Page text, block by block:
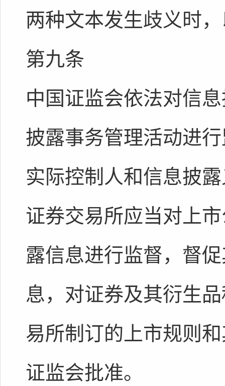
两种文本发生歧义时
第九条
中国证监会依法对信
披露事务管理活动进
实际控制人和信息披
证券交易所应当对上
露信息进行监督，督
息，对证券及其衍生
易所制订的上市规则
证监会批准。